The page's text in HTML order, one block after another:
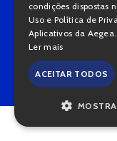
Copyright ©
condições dispostas
Uso e Política de
Aplicativos da Aegea.
Ler mais
ACEITAR TODOS